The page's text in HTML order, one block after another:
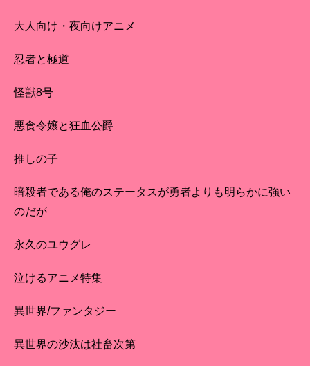
大人向け・夜向けアニメ
忍者と極道
怪獣8号
悪食令嬢と狂血公爵
推しの子
暗殺者である俺のステータスが勇者よりも明らかに強い
のだが
永久のユウグレ
泣けるアニメ特集
異世界/ファンタジー
異世界の沙汰は社畜次第